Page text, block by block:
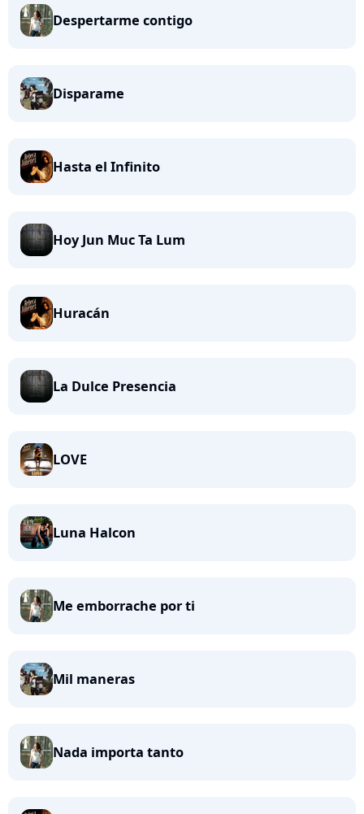
Despertarme contigo
Disparame
Hasta el Infinito
Hoy Jun Muc Ta Lum
Huracán
La Dulce Presencia
LOVE
Luna Halcon
Me emborrache por ti
Mil maneras
Nada importa tanto